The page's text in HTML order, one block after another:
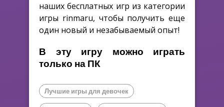
наших бесплатных игр из категории
игры rinmaru, чтобы получить еще
один новый и незабываемый опыт!
В эту игру можно играть
только на ПК
Лучшие игры для девочек